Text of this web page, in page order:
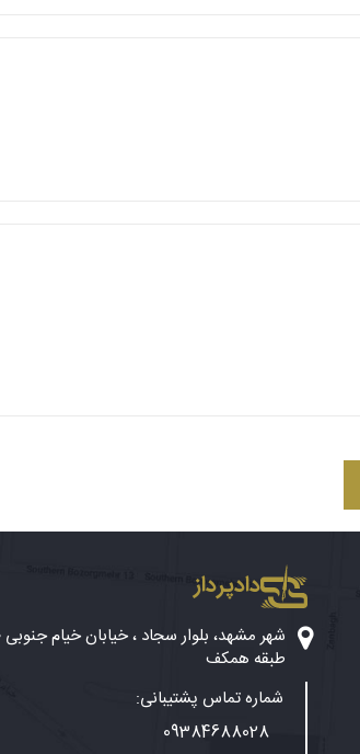
دادپرداز
طبقه همکف
شماره تماس پشتیبانی:
09384688028